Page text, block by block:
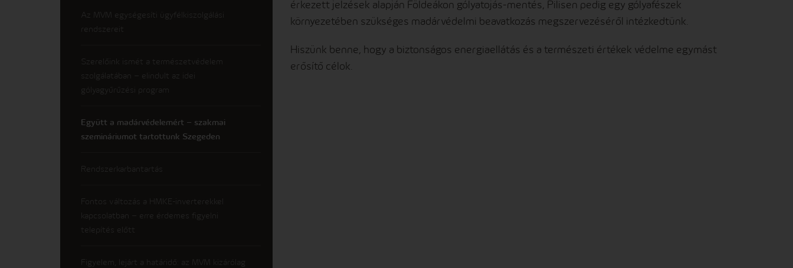
Az MVM egységesíti ügyfélkiszolgálási
rendszereit
Szerelőink ismét a természetvédelem
szolgálatában – elindult az idei
gólyagyűrűzési program
Együtt a madárvédelemért – szakmai
szemináriumot tartottunk Szegeden
Rendszerkarbantartás
Fontos változás a HMKE-inverterekkel
kapcsolatban – erre érdemes figyelni
telepítés előtt
Figyelem, lejárt a határidő: az MVM kizárólag
érkezett jelzések alapján Földeákon gólyatojás-mentés, Pilisen pedig egy gólyafészek
környezetében szükséges madárvédelmi beavatkozás megszervezéséről intézkedtünk.
Hiszünk benne, hogy a biztonságos energiaellátás és a természeti értékek védelme egymást
erősítő célok.